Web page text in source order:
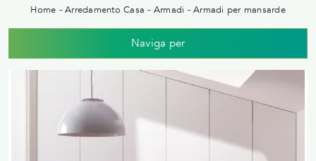
Home - Arredamento Casa - Armadi - Armadi per mansarde
Naviga per